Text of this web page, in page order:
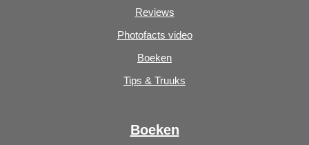
Reviews
Photofacts video
Boeken
Tips & Truuks
Boeken